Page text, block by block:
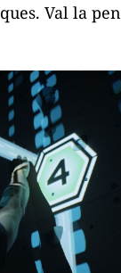
Val la